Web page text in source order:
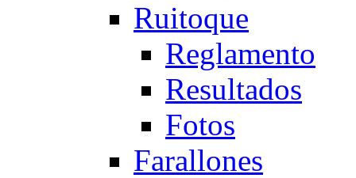
Ruitoque
Reglamento
Resultados
Fotos
Farallones